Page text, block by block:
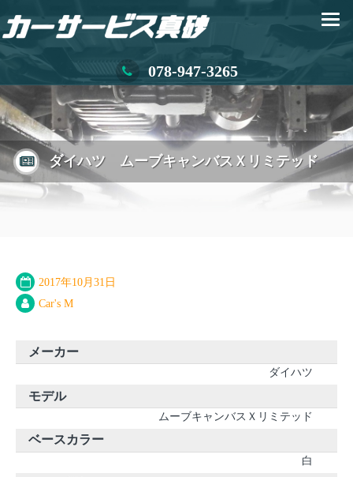
078-947-3265
ダイハツ ムーブキャンバスＸリミテッド
2017年10月31日
Car's M
メーカー
ダイハツ
モデル
ムーブキャンバスＸリミテッド
ベースカラー
白